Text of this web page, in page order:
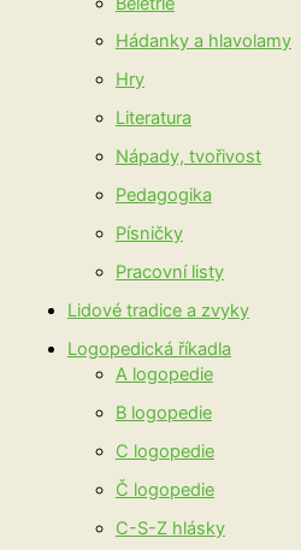
Hádanky a hlavolamy
Hry
Literatura
Nápady, tvořivost
Pedagogika
Písničky
Pracovní listy
Lidové tradice a zvyky
Logopedická říkadla
A logopedie
B logopedie
C logopedie
Č logopedie
C-S-Z hlásky